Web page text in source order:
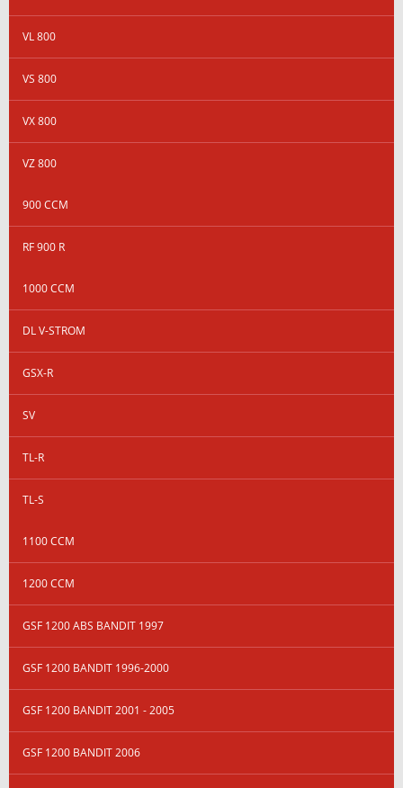
VL 800
VS 800
VX 800
VZ 800
900 CCM
RF 900 R
1000 CCM
DL V-STROM
GSX-R
SV
TL-R
TL-S
1100 CCM
1200 CCM
GSF 1200 ABS BANDIT 1997
GSF 1200 BANDIT 1996-2000
GSF 1200 BANDIT 2001 - 2005
GSF 1200 BANDIT 2006